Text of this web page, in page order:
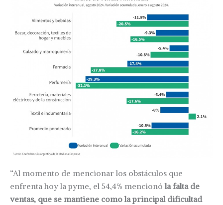
“Al momento de mencionar los obstáculos que
enfrenta hoy la pyme, el 54,4% mencionó la falta de
ventas, que se mantiene como la principal dificultad